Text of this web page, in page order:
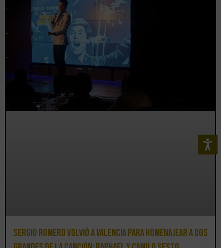
Sergio Romero volvió a Valencia para homenajear a dos